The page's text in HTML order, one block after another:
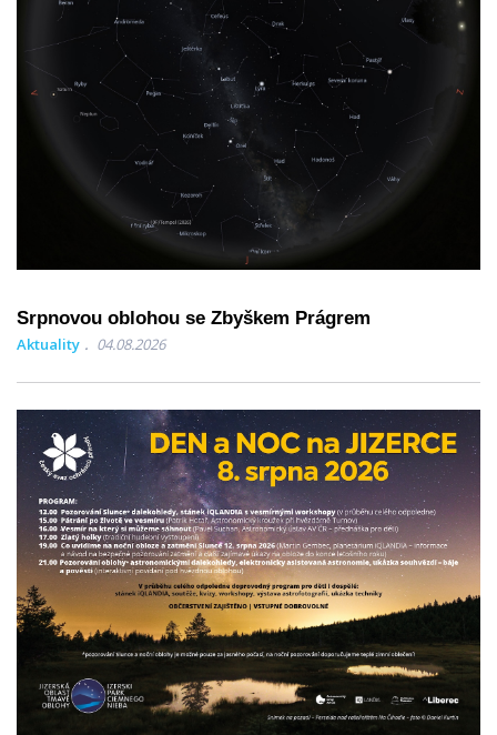
Srpnovou oblohou se Zbyškem Prágrem
Aktuality 04.08.2026